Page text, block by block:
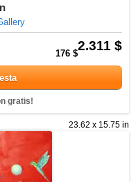
2.311 $
176 $
gratis!
23.62 x 15.75 in